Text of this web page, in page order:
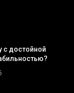
с достойной